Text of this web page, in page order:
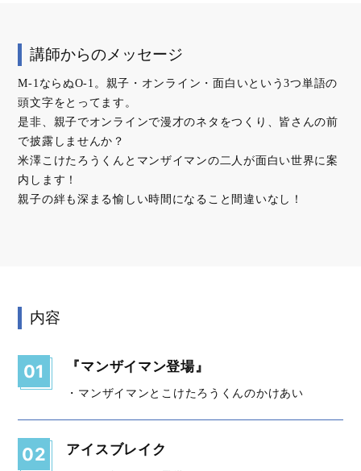
講師からのメッセージ
M-1ならぬO-1。親子・オンライン・面白いという3つ単語の
頭文字をとってます。
是非、親子でオンラインで漫才のネタをつくり、皆さんの前
で披露しませんか？
米澤こけたろうくんとマンザイマンの二人が面白い世界に案
内します！
親子の絆も深まる愉しい時間になること間違いなし！
内容
01 『マンザイマン登場』
・マンザイマンとこけたろうくんのかけあい
02 アイスブレイク